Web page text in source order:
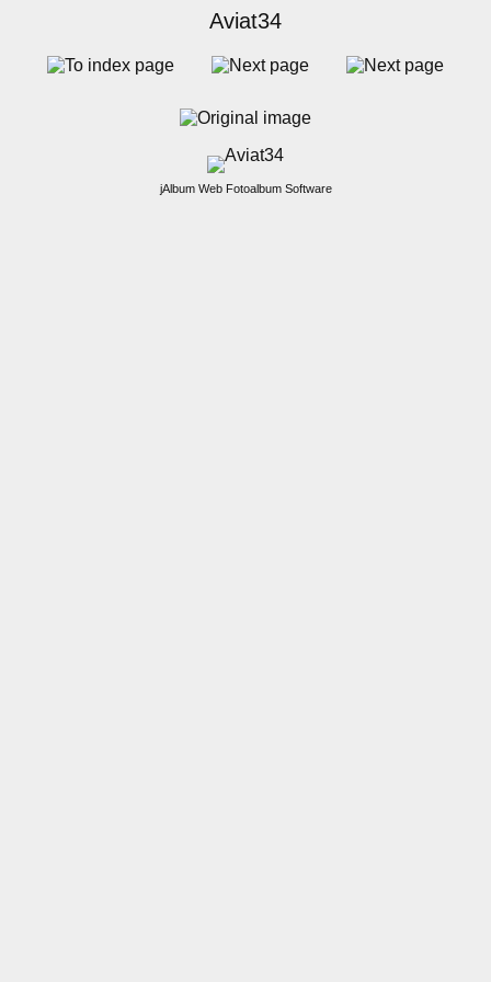
Aviat34
jAlbum Web Fotoalbum Software